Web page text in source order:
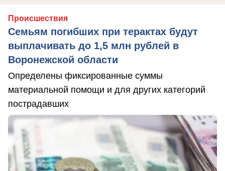
Происшествия
Семьям погибших при терактах будут
выплачивать до 1,5 млн рублей в
Воронежской области
Определены фиксированные суммы
материальной помощи и для других категорий
пострадавших